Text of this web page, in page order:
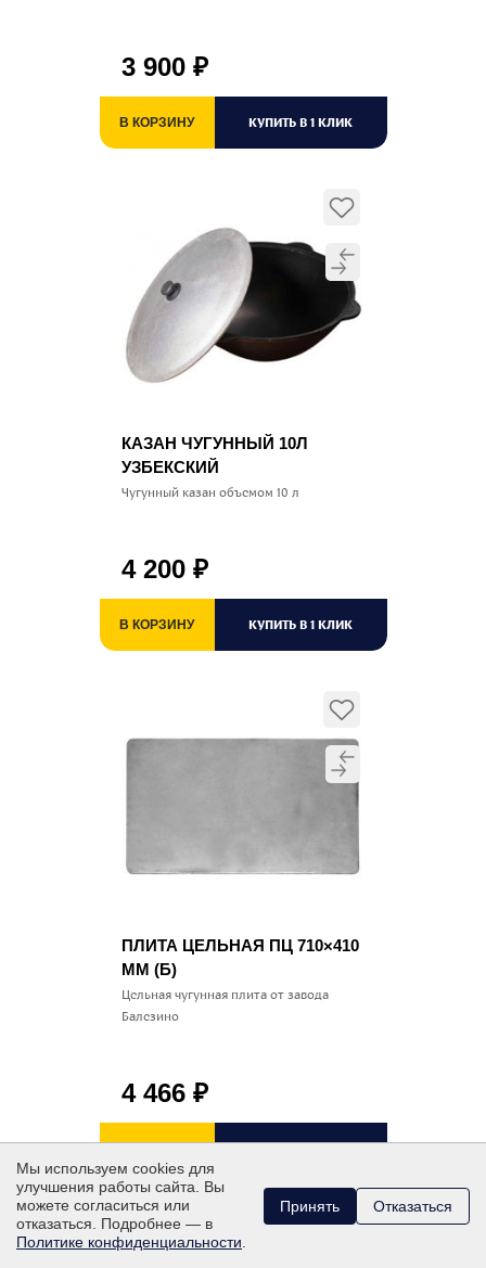
3 900 ₽
В КОРЗИНУ КУПИТЬ В 1 КЛИК
КАЗАН ЧУГУННЫЙ 10Л
УЗБЕКСКИЙ
Чугунный казан объемом 10 л
4 200 ₽
В КОРЗИНУ КУПИТЬ В 1 КЛИК
ПЛИТА ЦЕЛЬНАЯ ПЦ 710×410
ММ (Б)
Цельная чугунная плита от завода
Балезино
4 466 ₽
В КОРЗИНУ
КУПИТЬ В 1 КЛИК
Мы используем cookies для
улучшения работы сайта. Вы
можете согласиться или
отказаться. Подробнее — в
Политике конфиденциальности
Принять Отказаться